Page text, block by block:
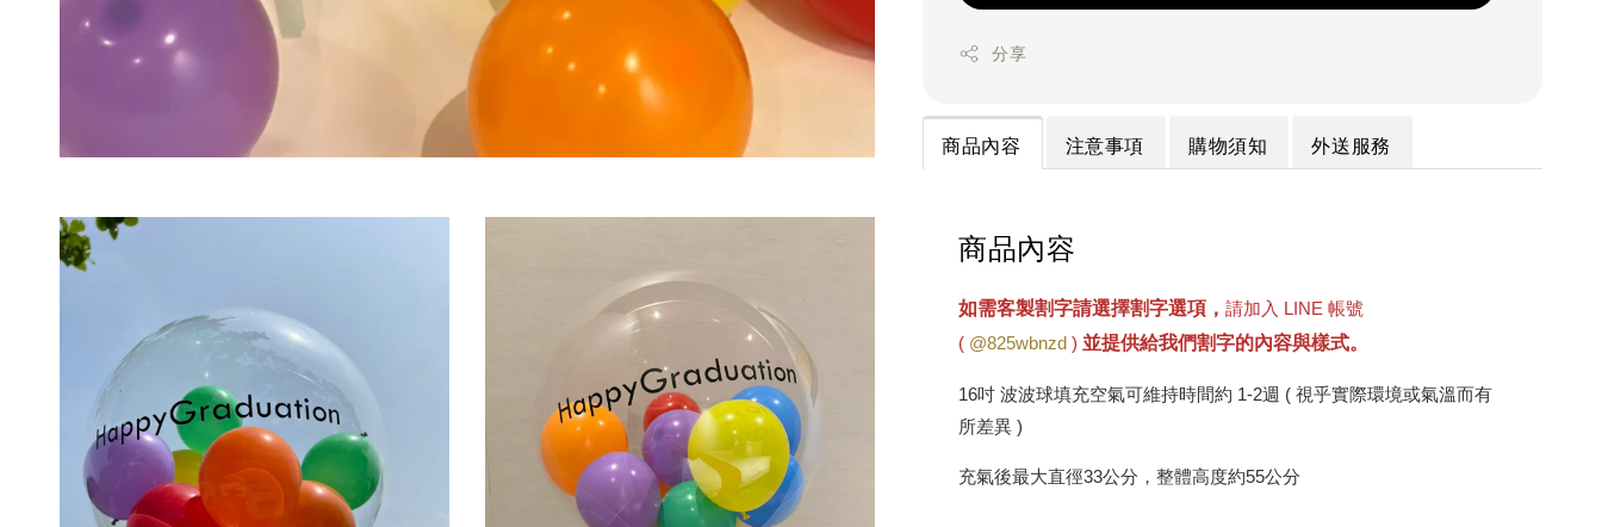
分享
商品內容 注意事項 購物須知 外送服務
商品內容
如需客製割字請選擇割字選項，請加入 LINE 帳號
( @825wbnzd ) 並提供給我們割字的內容與樣式。
16吋 波波球填充空氣可維持時間約 1-2週 (視乎實際環境或氣溫而有
所差異 )
充氣後最大直徑33公分，整體高度約55公分